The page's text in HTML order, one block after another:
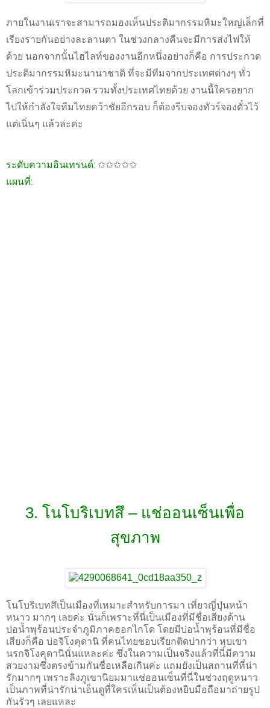
ภายในงานเราจะสามารถมองเห็นประติมากรรมหิมะใหญ่เล็กที่
เรียงรายกันอย่างละลานตา ในช่วงกลางคืนจะมีการส่งไฟให้
ด้วย นอกจากนั้นไฮไลท์ของงานอีกหนึ่งอย่างก็คือ การประกวด
ประติมากรรมหิมะนานาชาติ ที่จะมีทีมจากประเทศต่างๆ ทั่ว
โลกเข้าร่วมประกวด รวมทั้งประเทศไทยด้วย งานนี้ใครอยาก
ไปให้กำลังใจทีมไทยคว้าชัยอีกรอบ ก็ต้องรีบจองทัวร์จองตั๋วไว้
แต่เนิ่นๆ แล้วล่ะค่ะ
ระดับความอินเทรนด์: ✩✩✩✩✩
แผนที่:
3. โนโบริเบทสึ – แช่ออนเซ็นเพื่อ
สุขภาพ
โนโบริเบทสึเป็นเมืองที่เหมาะสำหรับการมา เที่ยวญี่ปุ่นหน้า
หนาว มากๆ เลยค่ะ นั่นก็เพราะที่นี่เป็นเมืองที่มีชื่อเสียงด้าน
บ่อน้ำพุร้อนประจำภูมิภาคฮอกไกโด โดยมีบ่อน้ำพุร้อนที่มีชื่อ
เสียงก็คือ บ่อจิโงคุดานิ ที่คนไทยชอบเรียกติดปากว่า หุบเขา
นรกจิโงคุดานินั่นแหละค่ะ ซึ่งในความเป็นจริงแล้วที่นี่มีความ
สวยงามซึ่งตรงข้ามกันชื่อเหลือเกินค่ะ แถมยังเป็นสถานที่ที่น่า
รักมากๆ เพราะลิงภูเขานิยมมาแช่ออนเซ็นที่นี่ในช่วงฤดูหนาว
เป็นภาพที่น่ารักน่าเอ็นดูที่ใครเห็นเป็นต้องหยิบมือถือมาถ่ายรูป
กันรัวๆ เลยแหละ